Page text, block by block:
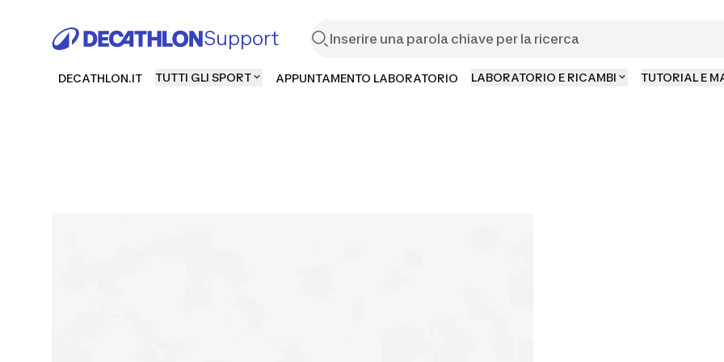
Support
DECATHLON.IT TUTTI GLI SPORT APPUNTAMENTO LABORATORIO LABORATORIO E RICAMBI TUTORIAL E